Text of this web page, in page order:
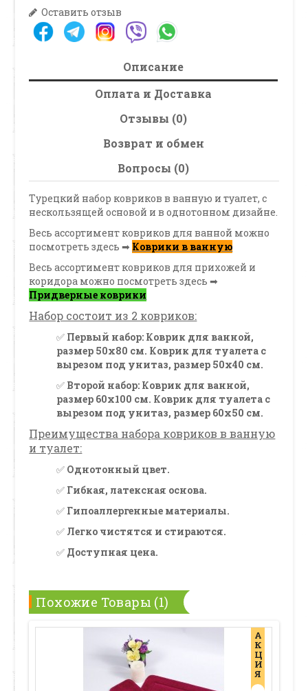
Оставить отзыв
Описание
Оплата и Доставка
Отзывы (0)
Возврат и обмен
Вопросы (0)
Турецкий набор ковриков в ванную и туалет, с
нескользящей основой и в однотонном дизайне.
Весь ассортимент ковриков для ванной можно
посмотреть здесь ➡ Коврики в ванную
Весь ассортимент ковриков для прихожей и
коридора можно посмотреть здесь ➡
Придверные коврики
Набор состоит из 2 ковриков:
✅ Первый набор: Коврик для ванной,
размер 50х80 см. Коврик для туалета с
вырезом под унитаз, размер 50х40 см.
✅ Второй набор: Коврик для ванной,
размер 60х100 см. Коврик для туалета с
вырезом под унитаз, размер 60х50 см.
Преимущества набора ковриков в ванную
и туалет:
✅ Однотонный цвет.
✅ Гибкая, латексная основа.
✅ Гипоаллергенные материалы.
✅ Легко чистятся и стираются.
✅ Доступная цена.
Похожие Товары (1)
А
К
Ц
И
Я